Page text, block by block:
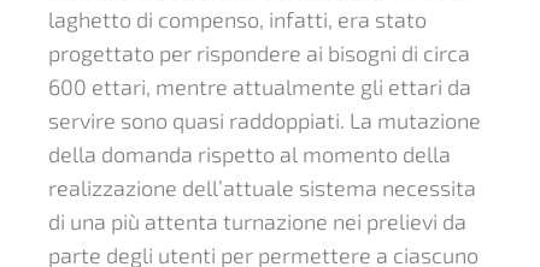
laghetto di compenso, infatti, era stato
progettato per rispondere ai bisogni di circa
600 ettari, mentre attualmente gli ettari da
servire sono quasi raddoppiati. La mutazione
della domanda rispetto al momento della
realizzazione dell’attuale sistema necessita
di una più attenta turnazione nei prelievi da
parte degli utenti per permettere a ciascuno